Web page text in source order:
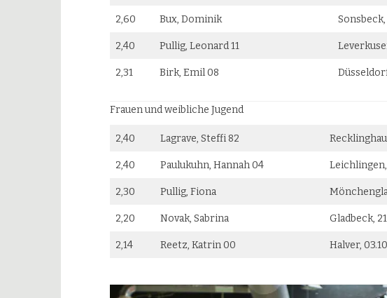
2,60 Bux, Dominik Sonsbeck,
2,40 Pullig, Leonard 11
2,31 Birk, Emil 08
Frauen und weibliche Jugend
2,40 Lagrave, Steffi 82
2,40 Paulukuhn, Hannah 04
2,30 Pullig, Fiona
2,20 Novak, Sabrina Gladbeck,
2,14 Reetz, Katrin 00 Halver,